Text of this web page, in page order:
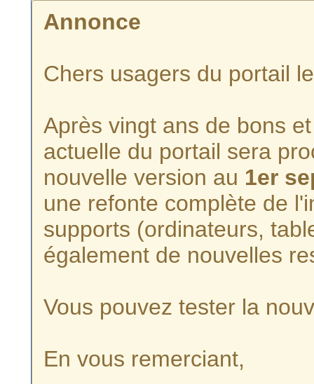
Annonce
Chers usagers du portail
Après vingt ans de bons
actuelle du portail sera
nouvelle version au 1er
une refonte complète de
supports (ordinateurs,
également de nouvelles
Vous pouvez tester la
En vous remerciant,